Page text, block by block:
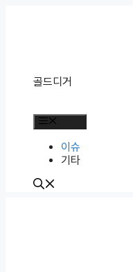
골드디거
이슈
기타